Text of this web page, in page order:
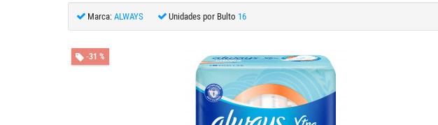
Marca: ALWAYS Unidades por Bulto 16
-31 %